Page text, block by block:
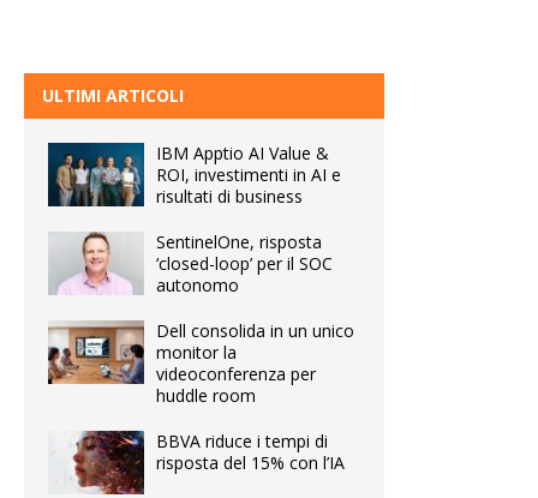
ULTIMI ARTICOLI
IBM Apptio AI Value &
ROI, investimenti in AI e
risultati di business
SentinelOne, risposta
‘closed-loop’ per il SOC
autonomo
Dell consolida in un unico
monitor la
videoconferenza per
huddle room
BBVA riduce i tempi di
risposta del 15% con l’IA